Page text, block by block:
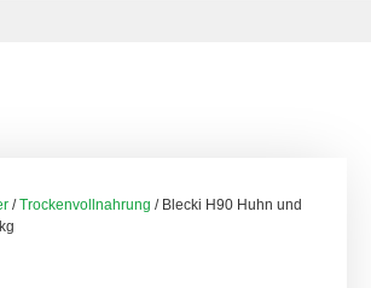
/Trockenvollnahrung / Blecki H90 Huhn und